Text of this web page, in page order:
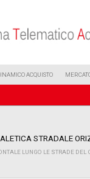
ACQUISTO
STRADALE
LUNGO LE STRADE DEL